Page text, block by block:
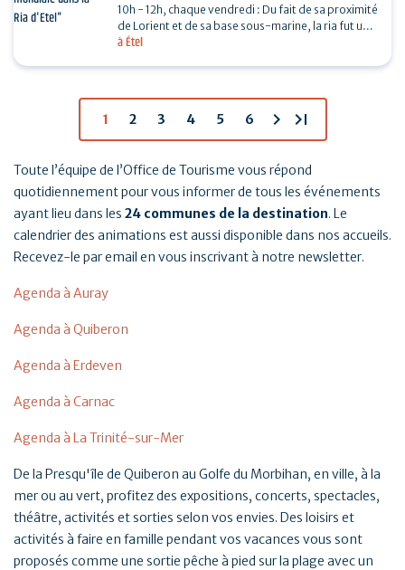
à Étel
10h - 12h, chaque vendredi : Du fait de sa proximité
de Lorient et de sa base sous-marine, la ria fut un
enjeu important de la seconde guerre mondiale.…
1 2 3 4 5 6 chevron_right last_page
Toute l’équipe de l’Office de Tourisme vous répond
quotidiennement pour vous informer de tous les événements
ayant lieu dans les 24 communes de la destination. Le
calendrier des animations est aussi disponible dans nos accueils.
Recevez-le par email en vous inscrivant à notre newsletter.
Agenda à Auray
Agenda à Quiberon
Agenda à Erdeven
Agenda à Carnac
Agenda à La Trinité-sur-Mer
De la Presqu'île de Quiberon au Golfe du Morbihan, en ville, à la
mer ou au vert, profitez des expositions, concerts, spectacles,
théâtre, activités et sorties selon vos envies. Des loisirs et
activités à faire en famille pendant vos vacances vous sont
proposés comme une sortie pêche à pied sur la plage avec un